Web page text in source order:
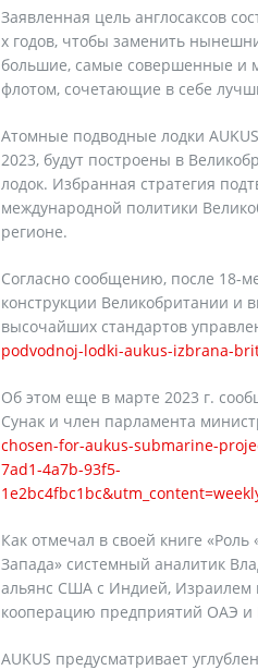
Заявленная цель англосаксов
х годов, чтобы заменить
большие, самые совершенные и
флотом, сочетающие в себе
Атомные подводные лодки
2023, будут построены в
лодок. Избранная cтратегия
международной политики
регионе.
Согласно сообщению, после 18-
конструкции Великобритании и
высочайших стандартов
podvodnoj-lodki-aukus-izbrana-
Об этом еще в марте 2023 г.
Сунак и член парламента
chosen-for-aukus-submarine-
7ad1-4a7b-93f5-
Как отмечал в своей книге
Запада» системный аналитик
альянс США с Индией, Израилем
кооперацию предприятий ОАЭ
AUKUS предусматривает